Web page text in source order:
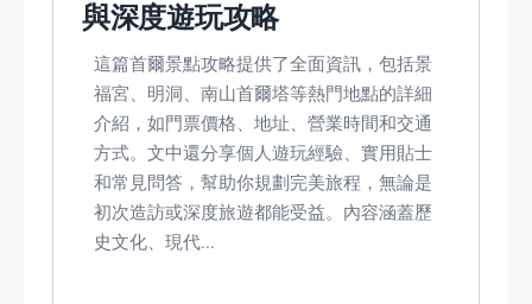
與深度遊玩攻略
這篇首爾景點攻略提供了全面資訊，包括景
福宮、明洞、南山首爾塔等熱門地點的詳細
介紹，如門票價格、地址、營業時間和交通
方式。文中還分享個人遊玩經驗、實用貼士
和常見問答，幫助你規劃完美旅程，無論是
初次造訪或深度旅遊都能受益。內容涵蓋歷
史文化、現代...